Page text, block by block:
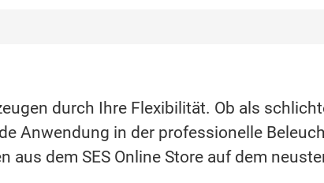
durch Ihre Flexibilität. Ob als
Anwendung in der professionelle
dem SES Online Store auf dem